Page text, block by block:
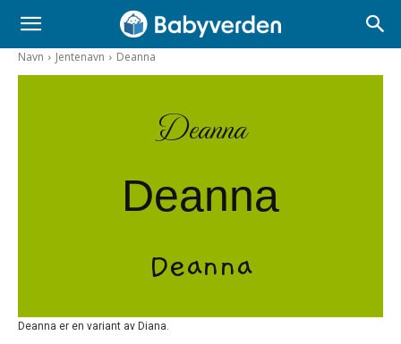
Navn Jentenavn Deanna
Deanna
Deanna
Deanna
Deanna er en variant av Diana.